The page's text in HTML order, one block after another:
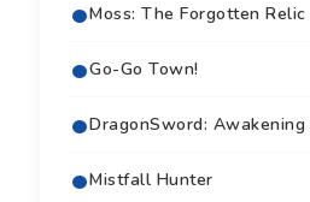
Moss: The Forgotten Relic
Go-Go Town!
DragonSword: Awakening
Mistfall Hunter